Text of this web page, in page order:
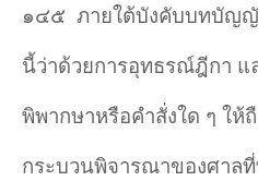
๑๔๕ ภายใต้บังคับบทบัญ
นี้ว่าด้วยการอุทธรณ์ฎีกา แ
พิพากษาหรือคำสั่งใด ๆ ให้
กระบวนพิจารณาของศาล